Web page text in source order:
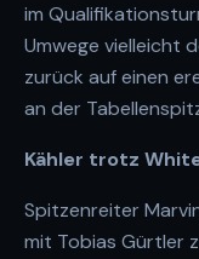
im
Umwege vielleicht
zurück auf einen
an der
Kähler trotz
Spitzenreiter
mit Tobias Gürtler